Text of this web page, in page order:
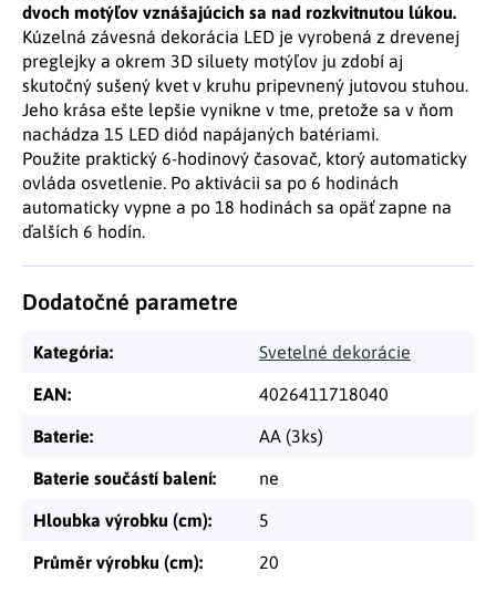
dvoch motýľov vznášajúcich sa nad rozkvitnutou lúkou.
Kúzelná závesná dekorácia LED je vyrobená z drevenej
preglejky a okrem 3D siluety motýľov ju zdobí aj
skutočný sušený kvet v kruhu pripevnený jutovou stuhou.
Jeho krása ešte lepšie vynikne v tme, pretože sa v ňom
nachádza 15 LED diód napájaných batériami.
Použite praktický 6-hodinový časovač, ktorý automaticky
ovláda osvetlenie. Po aktivácii sa po 6 hodinách
automaticky vypne a po 18 hodinách sa opäť zapne na
ďalších 6 hodín.
Dodatočné parametre
Kategória: Svetelné dekorácie
EAN: 4026411718040
Baterie: AA (3ks)
Baterie součástí balení: ne
Hloubka výrobku (cm): 5
Průměr výrobku (cm): 20